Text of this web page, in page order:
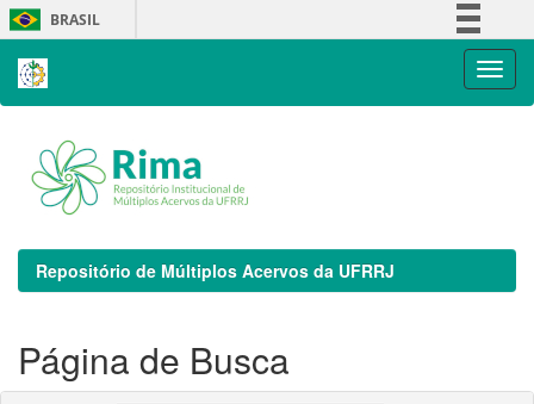
Skip
navigation
BRASIL
Repositório de Múltiplos Acervos da UFRRJ
Página de Busca